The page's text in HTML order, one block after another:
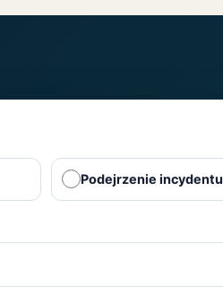
Podejrzenie incydentu